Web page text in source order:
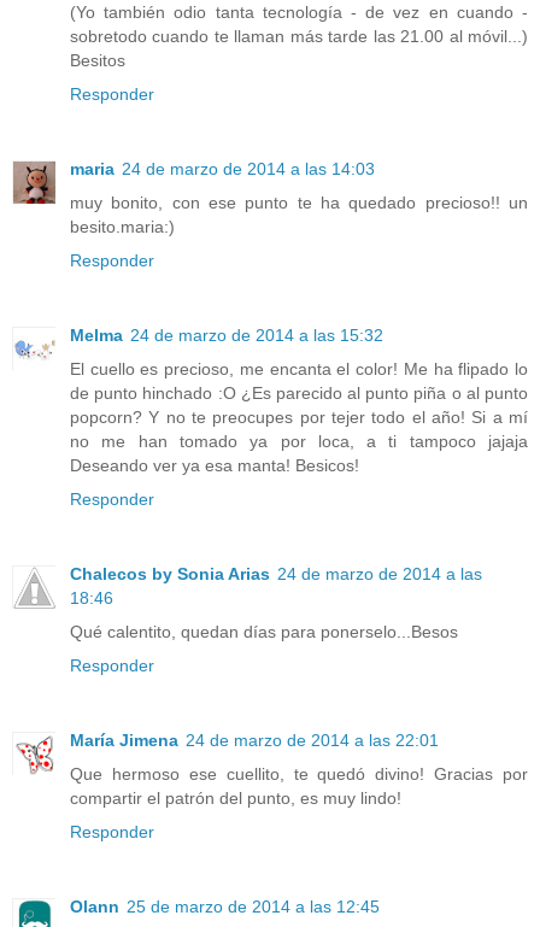
(Yo también odio tanta tecnología - de vez en cuando -
sobretodo cuando te llaman más tarde las 21.00 al móvil...)
Besitos
Responder
maria 24 de marzo de 2014 a las 14:03
muy bonito, con ese punto te ha quedado precioso!! un
besito.maria:)
Responder
Melma 24 de marzo de 2014 a las 15:32
El cuello es precioso, me encanta el color! Me ha flipado lo
de punto hinchado :O ¿Es parecido al punto piña o al punto
popcorn? Y no te preocupes por tejer todo el año! Si a mí
no me han tomado ya por loca, a ti tampoco jajaja
Deseando ver ya esa manta! Besicos!
Responder
Chalecos by Sonia Arias 24 de marzo de 2014 a las
18:46
Qué calentito, quedan días para ponerselo...Besos
Responder
María Jimena 24 de marzo de 2014 a las 22:01
Que hermoso ese cuellito, te quedó divino! Gracias por
compartir el patrón del punto, es muy lindo!
Responder
Olann 25 de marzo de 2014 a las 12:45